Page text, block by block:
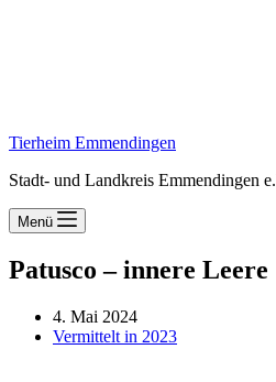
Tierheim Emmendingen
Stadt- und Landkreis Emmendingen
Menü
Patusco – innere Leere
4. Mai 2024
Vermittelt in 2023